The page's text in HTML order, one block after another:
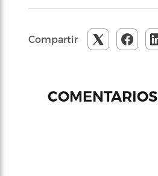
Compartir
COMENTARIOS